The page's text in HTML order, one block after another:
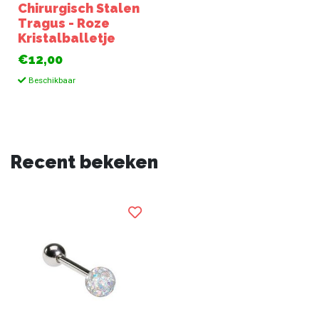
Chirurgisch Stalen
Tragus - Roze
Kristalballetje
€12,00
Beschikbaar
Recent bekeken